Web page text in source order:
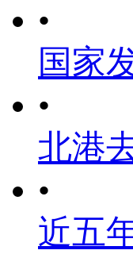
•
国家
•
北港
•
近五